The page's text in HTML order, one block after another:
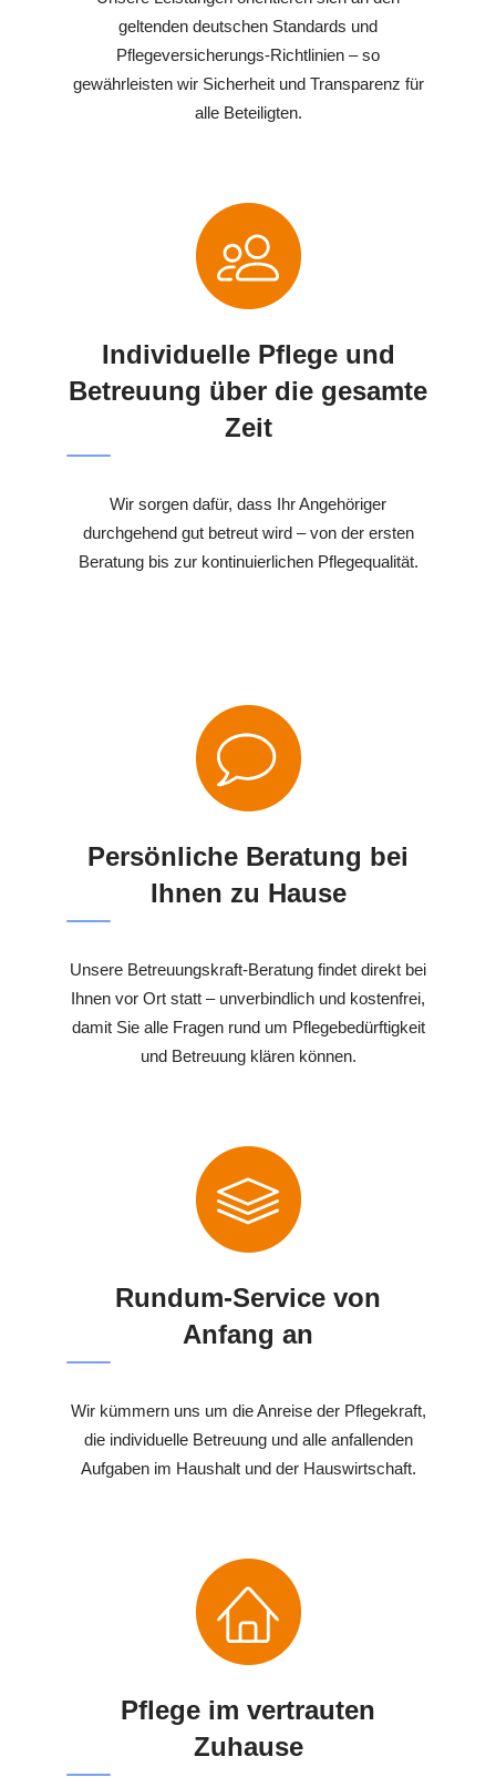
geltenden deutschen Standards und
Pflegeversicherungs-Richtlinien – so
gewährleisten wir Sicherheit und Transparenz für
alle Beteiligten.
Individuelle Pflege und
Betreuung über die gesamte
Zeit
Wir sorgen dafür, dass Ihr Angehöriger
durchgehend gut betreut wird – von der ersten
Beratung bis zur kontinuierlichen Pflegequalität.
Persönliche Beratung bei
Ihnen zu Hause
Unsere Betreuungskraft-Beratung findet direkt bei
Ihnen vor Ort statt – unverbindlich und kostenfrei,
damit Sie alle Fragen rund um Pflegebedürftigkeit
und Betreuung klären können.
Rundum-Service von
Anfang an
Wir kümmern uns um die Anreise der Pflegekraft,
die individuelle Betreuung und alle anfallenden
Aufgaben im Haushalt und der Hauswirtschaft.
Pflege im vertrauten
Zuhause